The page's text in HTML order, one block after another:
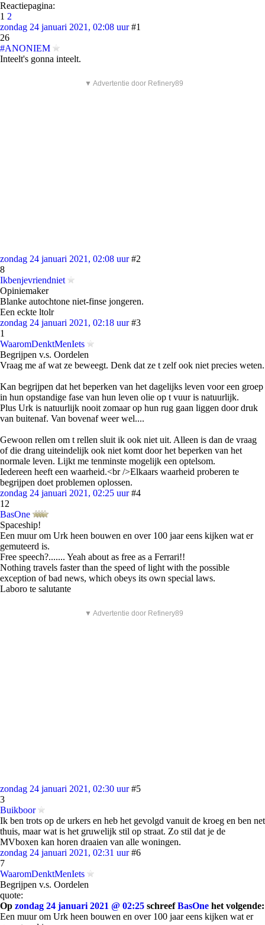
Reactiepagina:
1 2
zondag 24 januari 2021, 02:08 uur #1
26
#ANONIEM
Inteelt's gonna inteelt.
▼ Advertentie door Refinery89
zondag 24 januari 2021, 02:08 uur #2
8
Ikbenjevriendniet
Opiniemaker
Blanke autochtone niet-finse jongeren.
Een eckte ltolr
zondag 24 januari 2021, 02:18 uur #3
1
WaaromDenktMenIets
Begrijpen v.s. Oordelen
Vraag me af wat ze beweegt. Denk dat ze t zelf ook niet precies weten.
Kan begrijpen dat het beperken van het dagelijks leven voor een groep
in hun opstandige fase van hun leven olie op t vuur is natuurlijk.
Plus Urk is natuurlijk nooit zomaar op hun rug gaan liggen door druk
van buitenaf. Van bovenaf weer wel....
Gewoon rellen om t rellen sluit ik ook niet uit. Alleen is dan de vraag
of die drang uiteindelijk ook niet komt door het beperken van het
normale leven. Lijkt me tenminste mogelijk een optelsom.
Iedereen heeft een waarheid.<br />Elkaars waarheid proberen te
begrijpen doet problemen oplossen.
zondag 24 januari 2021, 02:25 uur #4
12
BasOne
Spaceship!
Een muur om Urk heen bouwen en over 100 jaar eens kijken wat er
gemuteerd is.
Free speech?....... Yeah about as free as a Ferrari!!
Nothing travels faster than the speed of light with the possible
exception of bad news, which obeys its own special laws.
Laboro te salutante
▼ Advertentie door Refinery89
zondag 24 januari 2021, 02:30 uur #5
3
Buikboor
Ik ben trots op de urkers en heb het gevolgd vanuit de kroeg en ben net
thuis, maar wat is het gruwelijk stil op straat. Zo stil dat je de
MVboxen kan horen draaien van alle woningen.
zondag 24 januari 2021, 02:31 uur #6
7
WaaromDenktMenIets
Begrijpen v.s. Oordelen
quote:
Op zondag 24 januari 2021 @ 02:25 schreefBasOne het volgende:
Een muur om Urk heen bouwen en over 100 jaar eens kijken wat er